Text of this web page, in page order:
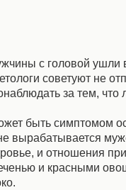
с головой ушли
советуют не
за тем, что
быть симптомом
вырабатывается
и отношения
и красными